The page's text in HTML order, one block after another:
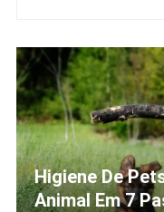
Higiene De
Animal Em 7